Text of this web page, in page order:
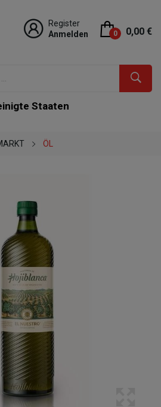
Register
Anmelden
0 0,00 €
Staaten
ÖL